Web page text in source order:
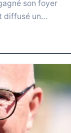
son foyer
diffusé un…